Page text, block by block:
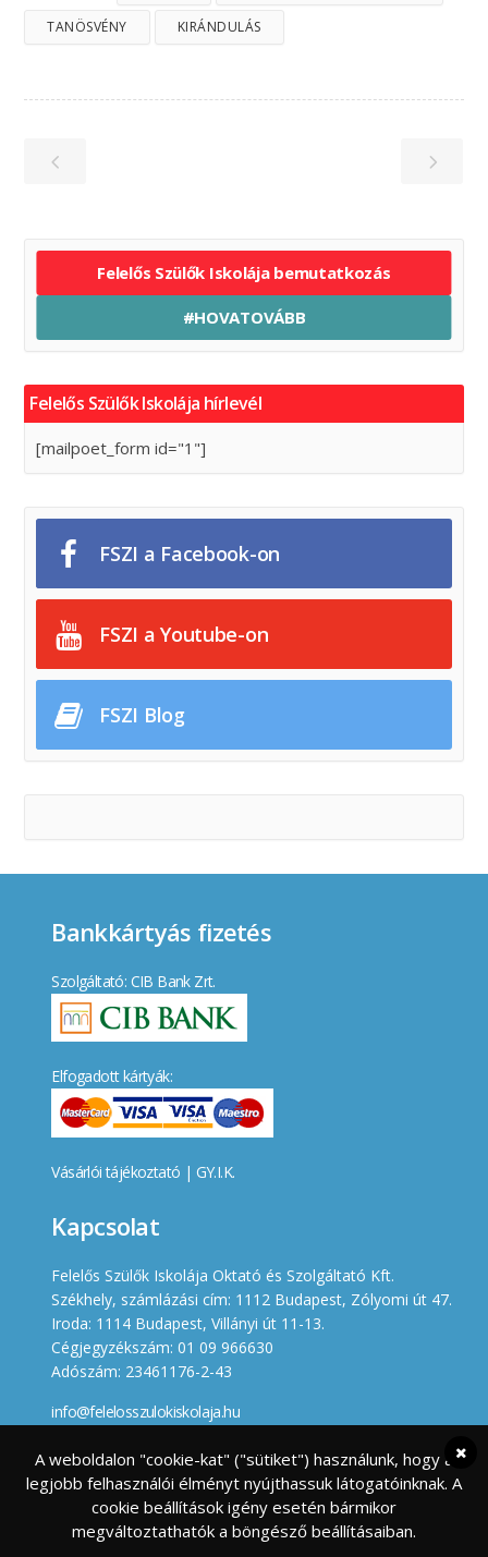
TANÖSVÉNY KIRÁNDULÁS
Felelős Szülők Iskolája bemutatkozás
#HOVATOVÁBB
Felelős Szülők Iskolája hírlevél
[mailpoet_form id="1"]
FSZI a Facebook-on
FSZI a Youtube-on
FSZI Blog
Bankkártyás fizetés
Szolgáltató: CIB Bank Zrt.
Elfogadott kártyák:
Vásárlói tájékoztató | GY.I.K.
Kapcsolat
Felelős Szülők Iskolája Oktató és Szolgáltató Kft.
Székhely, számlázási cím: 1112 Budapest, Zólyomi út 47.
Iroda: 1114 Budapest, Villányi út 11-13.
Cégjegyzékszám: 01 09 966630
Adószám: 23461176-2-43
info@felelosszulokiskolaja.hu
A weboldalon "cookie-kat" ("sütiket") használunk, hogy a
legjobb felhasználói élményt nyújthassuk látogatóinknak. A
cookie beállítások igény esetén bármikor
megváltoztathatók a böngésző beállításaiban.